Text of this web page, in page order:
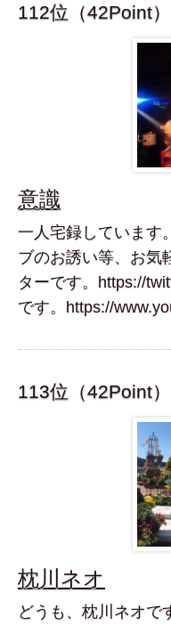
112位（42Point）
意識
一人宅録しています
ブのお誘い等、お気
ターです。https://
です。https://
113位（42Point）
枕川ネオ
どうも、枕川ネオで